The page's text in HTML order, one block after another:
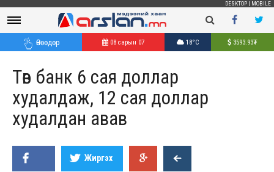
DESKTOP MOBILE
Өнөөдөр 08 сарын 07 18°C 3593.93₮
Төв банк 6 сая доллар
худалдаж, 12 сая доллар
худалдан авав
Жиргэх